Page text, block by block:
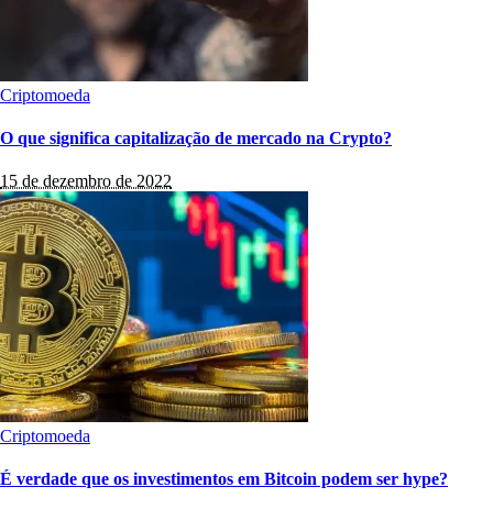
Criptomoeda
O que significa capitalização de mercado na Crypto?
15 de dezembro de 2022
Criptomoeda
É verdade que os investimentos em Bitcoin podem ser hype?